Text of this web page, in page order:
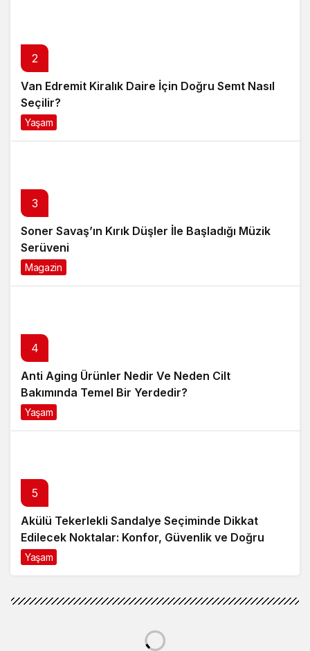
2
Van Edremit Kiralık Daire İçin Doğru Semt Nasıl
Seçilir?
Yaşam
3
Soner Savaş’ın Kırık Düşler İle Başladığı Müzik
Serüveni
Magazin
4
Anti Aging Ürünler Nedir Ve Neden Cilt
Bakımında Temel Bir Yerdedir?
Yaşam
5
Akülü Tekerlekli Sandalye Seçiminde Dikkat
Edilecek Noktalar: Konfor, Güvenlik ve Doğru
Model Tercihi
Yaşam